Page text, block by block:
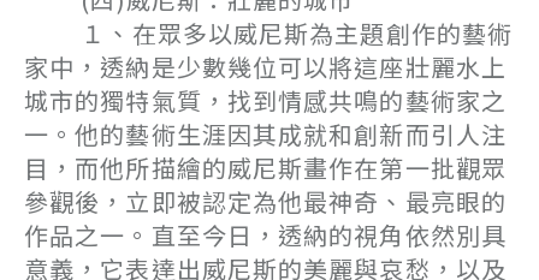
１、在眾多以威尼斯為主題創作的藝術
家中，透納是少數幾位可以將這座壯麗水上
城市的獨特氣質，找到情感共鳴的藝術家之
一。他的藝術生涯因其成就和創新而引人注
目，而他所描繪的威尼斯畫作在第一批觀眾
參觀後，立即被認定為他最神奇、最亮眼的
作品之一。直至今日，透納的視角依然別具
意義，它表達出威尼斯的美麗與哀愁，以及